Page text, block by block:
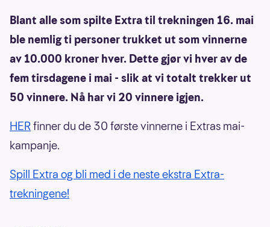
Blant alle som spilte Extra til trekningen 16. mai
ble nemlig ti personer trukket ut som vinnerne
av 10.000 kroner hver. Dette gjør vi hver av de
fem tirsdagene i mai - slik at vi totalt trekker ut
50 vinnere. Nå har vi 20 vinnere igjen.
HERfinner du de 30 første vinnerne i Extras mai-
kampanje.
Spill Extra og bli med i de neste ekstra Extra-
trekningene!